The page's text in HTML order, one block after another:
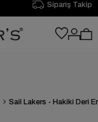
Sipariş Takip